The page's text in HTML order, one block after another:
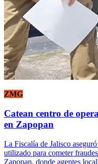
ZMG
Catean centro de
en Zapopan
La Fiscalía de Jalisco
utilizado para cometer
Zapopan, donde agentes